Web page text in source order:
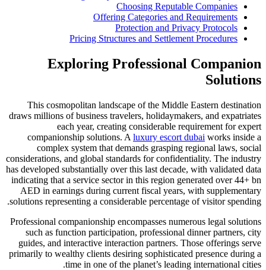
Choosing Reputable Companies
Offering Categories and Requirements
Protection and Privacy Protocols
Pricing Structures and Settlement Procedures
Exploring Professional Companion
Solutions
This cosmopolitan landscape of the Middle Eastern destination
draws millions of business travelers, holidaymakers, and expatriates
each year, creating considerable requirement for expert
companionship solutions. A luxury escort dubai works inside a
complex system that demands grasping regional laws, social
considerations, and global standards for confidentiality. The industry
has developed substantially over this last decade, with validated data
indicating that a service sector in this region generated over 44+ bn
AED in earnings during current fiscal years, with supplementary
solutions representing a considerable percentage of visitor spending.
Professional companionship encompasses numerous legal solutions
such as function participation, professional dinner partners, city
guides, and interactive interaction partners. Those offerings serve
primarily to wealthy clients desiring sophisticated presence during a
time in one of the planet’s leading international cities.